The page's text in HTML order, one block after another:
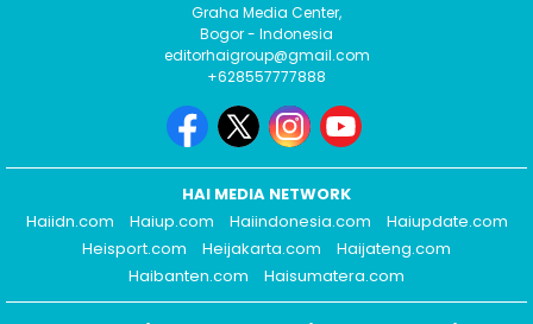
Graha Media Center,
Bogor - Indonesia
editorhaigroup@gmail.com
+628557777888
HAI MEDIA NETWORK
Haiidn.com
Haiup.com Haiindonesia.com
Haiupdate.com
Heisport.com
Heijakarta.com
Haijateng.com
Haibanten.com
Haisumatera.com